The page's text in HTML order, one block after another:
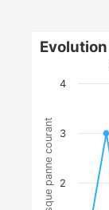
Indice risque panne courant 2
3
4